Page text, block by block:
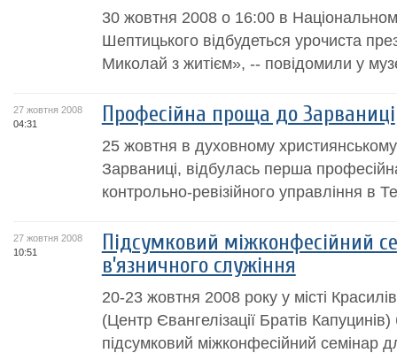
30 жовтня 2008 о 16:00 в
Шептицького відбудеться урочиста
Миколай з житієм», -- повідомили у
27 жовтня 2008
04:31
Професійна проща до Зарваниці
25 жовтня в духовному християнському
Зарваниці, відбулась перша
контрольно-ревізійного управління в
27 жовтня 2008
10:51
Підсумковий міжконфесійний
в’язничного служіння
20-23 жовтня 2008 року у місті
(Центр Євангелізації Братів
підсумковий міжконфесійний семінар